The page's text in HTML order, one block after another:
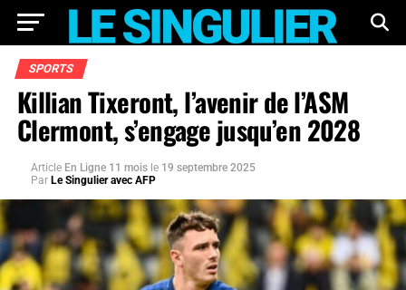
SPORTS
Killian Tixeront, l’avenir de l’ASM
Clermont, s’engage jusqu’en 2028
Article En Ligne 11 mois le 19 septembre 2025
Par Le Singulier avec AFP